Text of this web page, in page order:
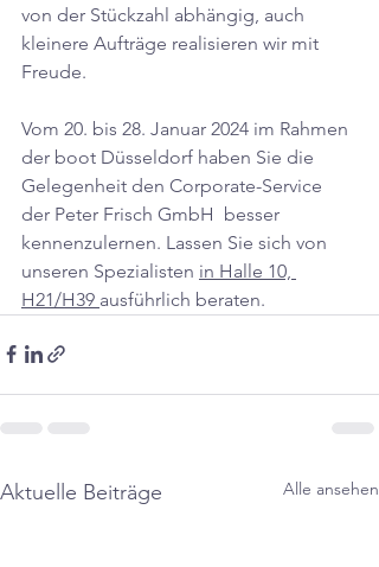
von der Stückzahl abhängig, auch
kleinere Aufträge realisieren wir mit
Freude.
Vom 20. bis 28. Januar 2024 im Rahmen
der boot Düsseldorf haben Sie die
Gelegenheit den Corporate-Service
der Peter Frisch GmbH  besser
kennenzulernen. Lassen Sie sich von
unseren Spezialisten in Halle 10,
H21/H39 ausführlich beraten.
Aktuelle Beiträge Alle ansehen